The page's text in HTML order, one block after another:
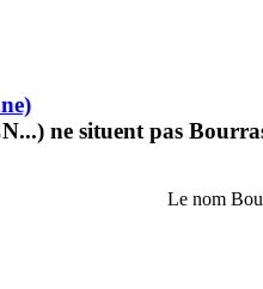
ne situent pas
Le nom